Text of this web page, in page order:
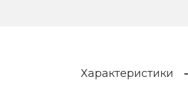
Характеристики